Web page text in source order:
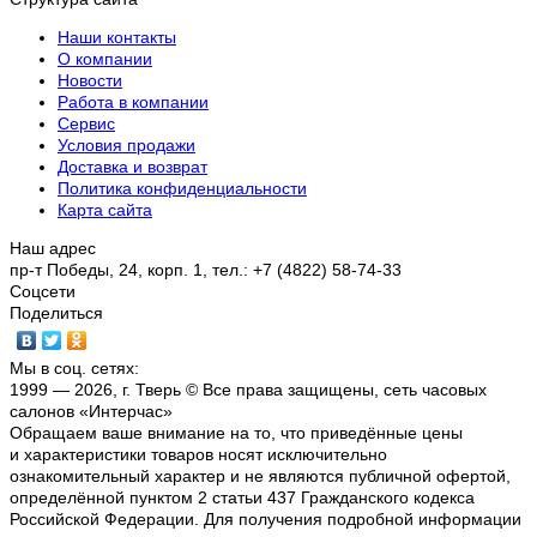
Наши контакты
О компании
Новости
Работа в компании
Сервис
Условия продажи
Доставка и возврат
Политика конфиденциальности
Карта сайта
Наш адрес
пр-т Победы, 24, корп. 1, тел.: +7 (4822) 58-74-33
Соцсети
Поделиться
Мы в соц. сетях:
1999 — 2026, г. Тверь © Все права защищены, сеть часовых
салонов «Интерчас»
Обращаем ваше внимание на то, что приведённые цены
и характеристики товаров носят исключительно
ознакомительный характер и не являются публичной офертой,
определённой пунктом 2 статьи 437 Гражданского кодекса
Российской Федерации. Для получения подробной информации